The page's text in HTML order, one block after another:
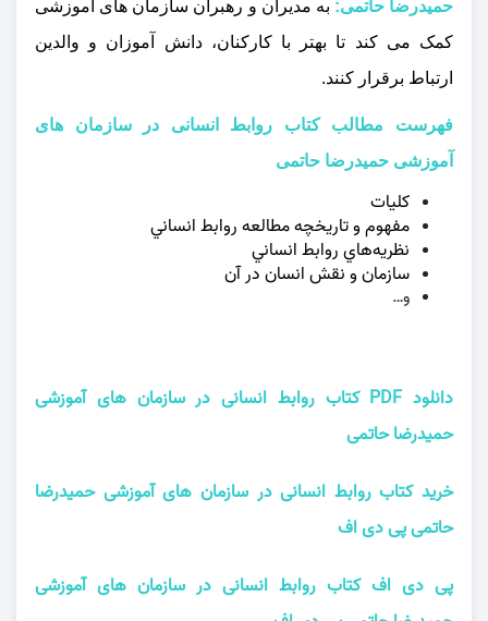
حمیدرضا حاتمی: به مدیران و رهبران سازمان‌ های آموزشی
کمک می‌ کند تا بهتر با کارکنان، دانش‌ آموزان و والدین
ارتباط برقرار کنند.
فهرست مطالب کتاب روابط انسانی در سازمان های
آموزشی حمیدرضا حاتمی
كليات
مفهوم و تاريخچه مطالعه روابط انساني
نظريه‌هاي روابط انساني
سازمان و نقش انسان در آن
و…
دانلود PDF کتاب روابط انسانی در سازمان های آموزشی
حمیدرضا حاتمی
خرید کتاب روابط انسانی در سازمان های آموزشی حمیدرضا
حاتمی پی دی اف
پی دی اف کتاب روابط انسانی در سازمان های آموزشی